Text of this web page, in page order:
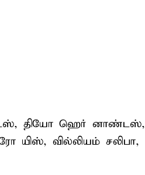
தியோ ஹெர் னாண்டஸ்,
வில்லியம் சலிபா,